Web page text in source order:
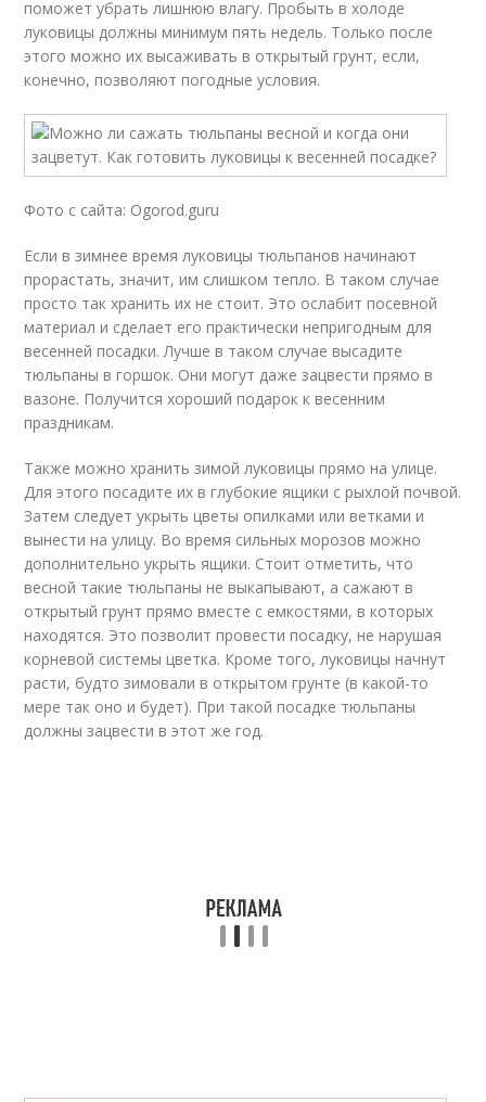
поможет убрать лишнюю влагу. Пробыть в холоде
луковицы должны минимум пять недель. Только после
этого можно их высаживать в открытый грунт, если,
конечно, позволяют погодные условия.
Фото с сайта: Ogorod.guru
Если в зимнее время луковицы тюльпанов начинают
прорастать, значит, им слишком тепло. В таком случае
просто так хранить их не стоит. Это ослабит посевной
материал и сделает его практически непригодным для
весенней посадки. Лучше в таком случае высадите
тюльпаны в горшок. Они могут даже зацвести прямо в
вазоне. Получится хороший подарок к весенним
праздникам.
Также можно хранить зимой луковицы прямо на улице.
Для этого посадите их в глубокие ящики с рыхлой почвой.
Затем следует укрыть цветы опилками или ветками и
вынести на улицу. Во время сильных морозов можно
дополнительно укрыть ящики. Стоит отметить, что
весной такие тюльпаны не выкапывают, а сажают в
открытый грунт прямо вместе с емкостями, в которых
находятся. Это позволит провести посадку, не нарушая
корневой системы цветка. Кроме того, луковицы начнут
расти, будто зимовали в открытом грунте (в какой-то
мере так оно и будет). При такой посадке тюльпаны
должны зацвести в этот же год.